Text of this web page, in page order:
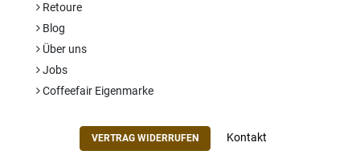
Retoure
Blog
Über uns
Jobs
Coffeefair Eigenmarke
VERTRAG WIDERRUFEN Kontakt